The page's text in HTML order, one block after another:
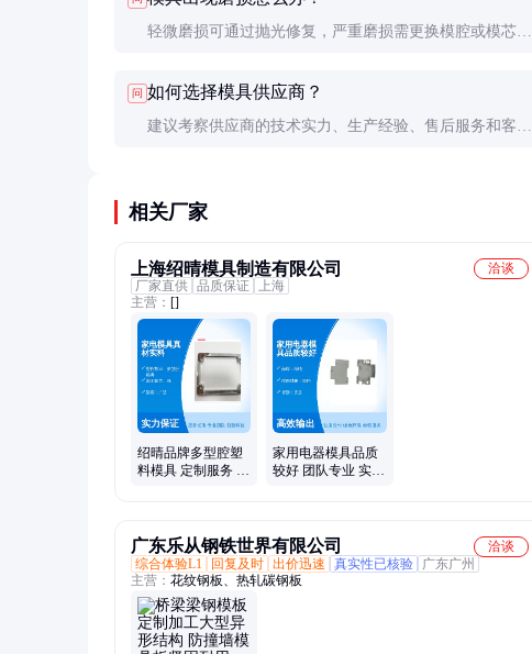
轻微磨损可通过抛光修复，严重磨损需更换模腔或模芯。
问 如何选择模具供应商？
建议考察供应商的技术实力、生产经验、售后服务和客户
相关厂家
上海绍晴模具制造有限公司
洽谈
厂家直供 品质保证
上海
主营： []
绍晴品牌多型腔塑
料模具 定制服务 加
家用电器模具品质
较好 团队专业 实力
广东乐从钢铁世界有限公司
洽谈
综合体验L1
回复及时 出价迅速 真实性已核验
广东广州
主营： 花纹钢板、热轧碳钢板